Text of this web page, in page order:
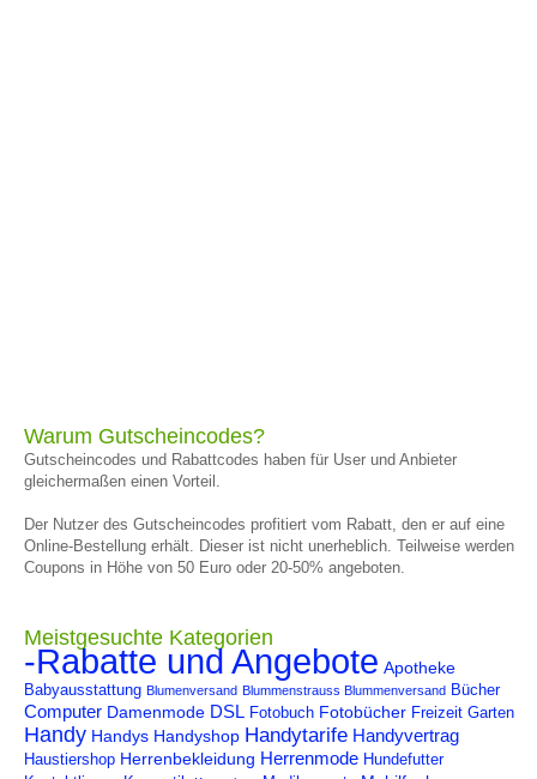
Warum Gutscheincodes?
Gutscheincodes und Rabattcodes haben für User und Anbieter
gleichermaßen einen Vorteil.
Der Nutzer des Gutscheincodes profitiert vom Rabatt, den er auf eine
Online-Bestellung erhält. Dieser ist nicht unerheblich. Teilweise werden
Coupons in Höhe von 50 Euro oder 20-50% angeboten.
Meistgesuchte Kategorien
-Rabatte und Angebote Apotheke
Babyausstattung Blumenversand Blummenstrauss Blummenversand Bücher
Computer Damenmode DSL Fotobuch Fotobücher Freizeit Garten
Handy Handys Handyshop Handytarife Handyvertrag
Haustiershop Herrenbekleidung Herrenmode Hundefutter